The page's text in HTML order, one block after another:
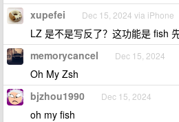
xupefei Dec 15, 2024 via iPhone
LZ 是不是写反了？这功能是 fish
memorycancel Dec 15, 2024
Oh My Zsh
bjzhou1990 Dec 15, 2024
oh my fish